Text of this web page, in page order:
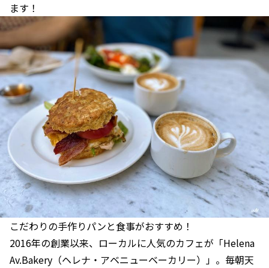
ます！
こだわりの手作りパンと食事がおすすめ！
2016年の創業以来、ローカルに人気のカフェが「Helena
Av.Bakery（ヘレナ・アベニューベーカリー）」。毎朝天